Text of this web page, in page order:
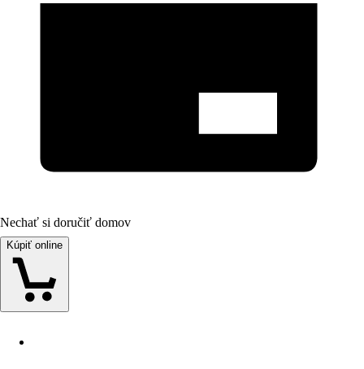
Nechať si doručiť domov
Kúpiť online